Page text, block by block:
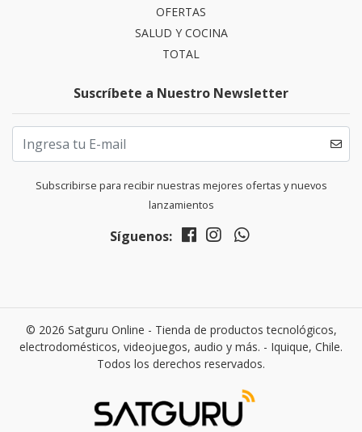
OFERTAS
SALUD Y COCINA
TOTAL
Suscríbete a Nuestro Newsletter
Subscribirse para recibir nuestras mejores ofertas y nuevos
lanzamientos
Síguenos:
© 2026 Satguru Online - Tienda de productos tecnológicos,
electrodomésticos, videojuegos, audio y más. - Iquique, Chile.
Todos los derechos reservados.